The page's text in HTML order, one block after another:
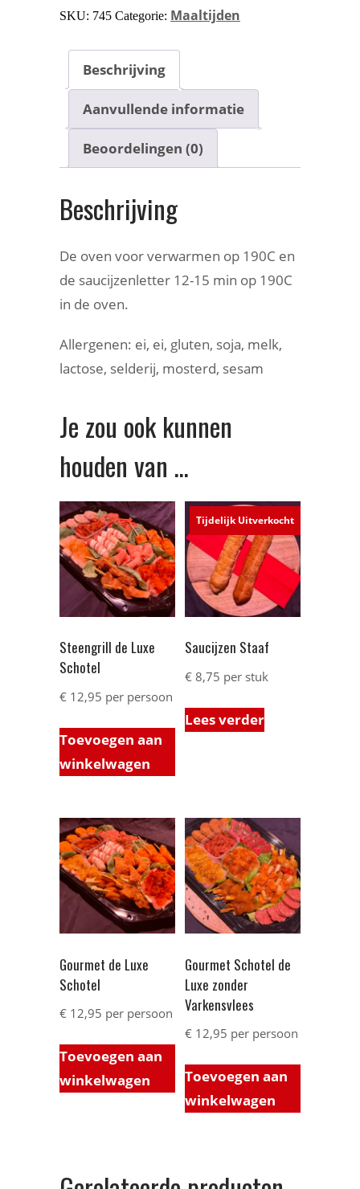
SKU: 745 Categorie: Maaltijden
Beschrijving
Aanvullende informatie
Beoordelingen (0)
Beschrijving
De oven voor verwarmen op 190C en
de saucijzenletter 12-15 min op 190C
in de oven.
Allergenen: ei, ei, gluten, soja, melk,
lactose, selderij, mosterd, sesam
Je zou ook kunnen
houden van …
Steengrill de Luxe
Schotel
€ 12,95 per persoon
Toevoegen aan
winkelwagen
Tijdelijk Uitverkocht
Saucijzen Staaf
€ 8,75 per stuk
Lees verder
Gourmet de Luxe
Schotel
€ 12,95 per persoon
Toevoegen aan
winkelwagen
Gourmet Schotel de
Luxe zonder
Varkensvlees
€ 12,95 per persoon
Toevoegen aan
winkelwagen